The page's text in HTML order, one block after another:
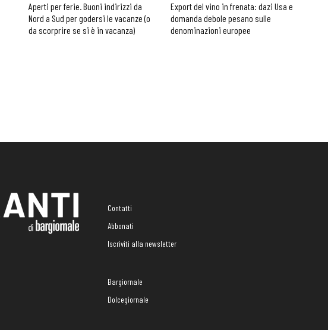
Aperti per ferie. Buoni indirizzi da
Nord a Sud per godersi le vacanze (o
da scorprire se si è in vacanza)
Export del vino in frenata: dazi Usa e
domanda debole pesano sulle
denominazioni europee
Contatti
Abbonati
Iscriviti alla newsletter
Bargiornale
Dolcegiornale